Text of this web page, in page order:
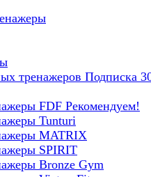
тренажеров Подписка
FDF Рекомендуем!
Tunturi
MATRIX
SPIRIT
Bronze Gym